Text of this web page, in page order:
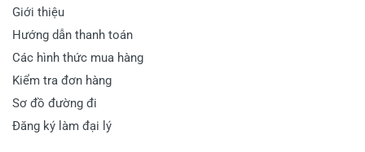
Giới thiệu
Hướng dẫn thanh toán
Các hình thức mua hàng
Kiểm tra đơn hàng
Sơ đồ đường đi
Đăng ký làm đại lý